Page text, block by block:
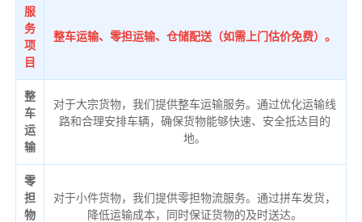
服
务
项
目
整车运输、零担运输、仓储配送（如需上门估价免费）。
整
车
运
输
对于大宗货物，我们提供整车运输服务。通过优化运输线
路和合理安排车辆，确保货物能够快速、安全抵达目的
地。
零
担
物
对于小件货物，我们提供零担物流服务。通过拼车发货，
降低运输成本，同时保证货物的及时送达。